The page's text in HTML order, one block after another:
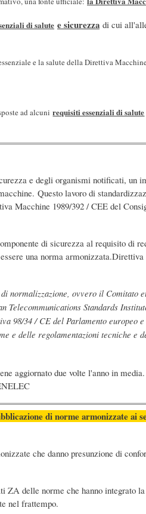
di salute e sicurezza di cui
e la salute della Direttiva
ad alcunirequisiti essenziali di salute
e degli organismi notificati, un
Questo lavoro di
Macchine 1989/392 / CEE del
di sicurezza al requisito di
una norma
normalizzazione, ovvero il Comitato
Standards
98/34 / CE del Parlamento europeo
e delle regolamentazioni tecniche e
aggiornato due volte l'anno in media.
di norme armonizzate ai
che danno presunzione di
delle norme che hanno integrato
nel frattempo.